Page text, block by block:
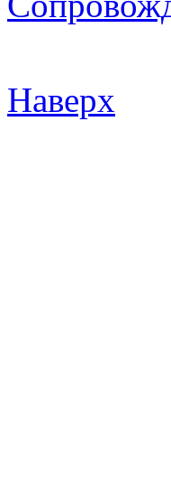
Наверх